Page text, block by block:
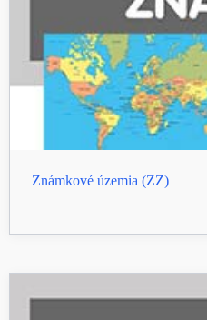
Známkové územia (ZZ)